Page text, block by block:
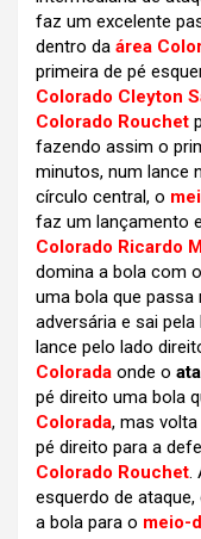
faz um excelente
dentro da área
primeira de pé
Colorado Cleyton
Colorado Rouchet
fazendo assim o
minutos, num lance
círculo central, o
faz um lançamento
Colorado Ricardo
domina a bola com
uma bola que
adversária e sai
lance pelo lado
Colorada onde o
pé direito uma bola
Colorada, mas
pé direito para a
Colorado Rouchet.
esquerdo de ataque,
a bola para o meio-